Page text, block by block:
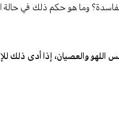
وما هو حكم ذلك في حالة
والعصيان، إذا أدى ذلك